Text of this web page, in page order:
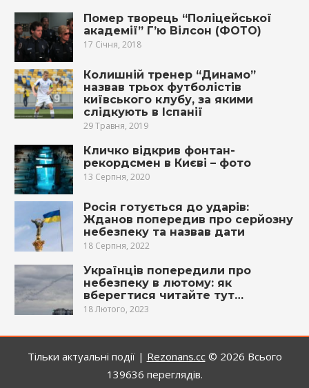
Помер творець “Поліцейської
академії” Г’ю Вілсон (ФОТО)
17 Січня, 2018
Колишній тренер “Динамо”
назвав трьох футболістів
київського клубу, за якими
слідкують в Іспанії
29 Травня, 2019
Кличко відкрив фонтан-
рекордсмен в Києві – фото
13 Серпня, 2020
Росія готується до ударів:
Жданов попередив про серйозну
небезпеку та назвав дати
18 Серпня, 2022
Українців попередили про
небезпеку в лютому: як
вберегтися читайте тут…
18 Лютого, 2023
Тільки актуальні події | Rezonans.сс © 2026 Всього
139636 переглядів.